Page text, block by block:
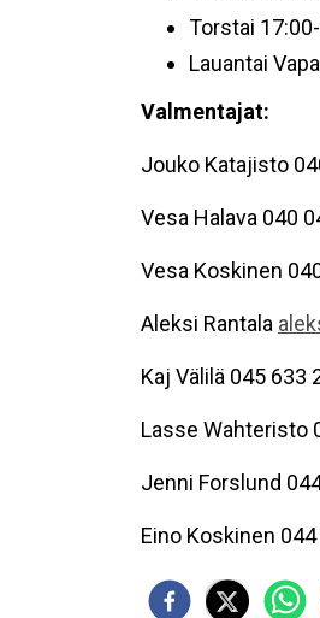
Torstai
Lauantai
Valmentajat:
Jouko Katajisto
Vesa Halava 040
Vesa Koskinen
Aleksi Rantala
Kaj Välilä 045 633
Lasse Wahteristo
Jenni Forslund
Eino Koskinen